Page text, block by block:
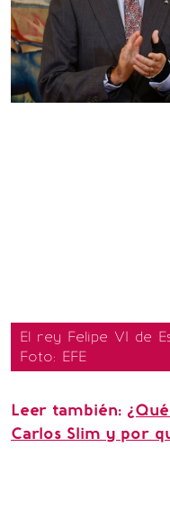
El rey Felipe VI de
Foto: EFE
Leer también:
Carlos Slim y por